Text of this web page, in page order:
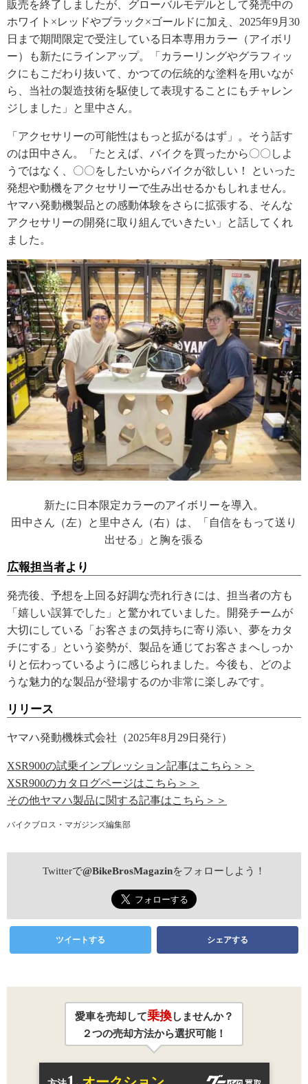
販売を終了しましたが、グローバルモデルとして発売中の
ホワイト×レッドやブラック×ゴールドに加え、2025年9月30
日まで期間限定で受注している日本専用カラー（アイボリ
ー）も新たにラインアップ。「カラーリングやグラフィッ
クにもこだわり抜いて、かつての伝統的な塗料を用いなが
ら、当社の製造技術を駆使して表現することにもチャレン
ジしました」と里中さん。
「アクセサリーの可能性はもっと拡がるはず」。そう話す
のは田中さん。「たとえば、バイクを買ったから〇〇しよ
うではなく、〇〇をしたいからバイクが欲しい！ といった
発想や動機をアクセサリーで生み出せるかもしれません。
ヤマハ発動機製品との感動体験をさらに拡張する、そんな
アクセサリーの開発に取り組んでいきたい」と話してくれ
ました。
新たに日本限定カラーのアイボリーを導入。
田中さん（左）と里中さん（右）は、「自信をもって送り
出せる」と胸を張る
広報担当者より
発売後、予想を上回る好調な売れ行きには、担当者の方も
「嬉しい誤算でした」と驚かれていました。開発チームが
大切にしている「お客さまの気持ちに寄り添い、夢をカタ
チにする」という姿勢が、製品を通じてお客さまへしっか
りと伝わっているように感じられました。今後も、どのよ
うな魅力的な製品が登場するのか非常に楽しみです。
リリース
ヤマハ発動機株式会社（2025年8月29日発行）
XSR900の試乗インプレッション記事はこちら＞＞
XSR900のカタログページはこちら＞＞
その他ヤマハ製品に関する記事はこちら＞＞
バイクブロス・マガジンズ編集部
Twitterで@BikeBrosMagazinをフォローしよう！
ツイートする シェアする
愛車を売却して乗換しませんか？
２つの売却方法から選択可能！